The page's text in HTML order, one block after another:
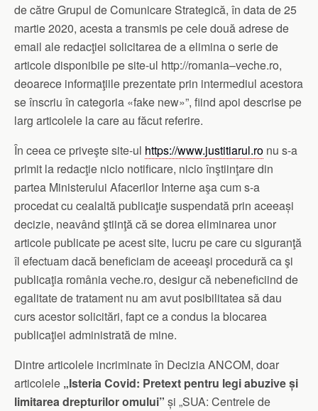
de către Grupul de Comunicare Strategică, în data de 25
martie 2020, acesta a transmis pe cele două adrese de
email ale redacţiei solicitarea de a elimina o serie de
articole disponibile pe site-ul http://romania–veche.ro,
deoarece informaţiile prezentate prin intermediul acestora
se înscriu în categoria «fake new»”, fiind apoi descrise pe
larg articolele la care au făcut referire.
În ceea ce priveşte site-ul https://www.justitiarul.ro nu s-a
primit la redacţie nicio notificare, nicio înştiinţare din
partea Ministerului Afacerilor Interne aşa cum s-a
procedat cu cealaltă publicaţie suspendată prin aceeași
decizie, neavând ştiinţă că se dorea eliminarea unor
articole publicate pe acest site, lucru pe care cu siguranţă
îl efectuam dacă beneficiam de aceeaşi procedură ca şi
publicaţia românia veche.ro, desigur că nebeneficiind de
egalitate de tratament nu am avut posibilitatea să dau
curs acestor solicitări, fapt ce a condus la blocarea
publicaţiei administrată de mine.
Dintre articolele incriminate în Decizia ANCOM, doar
articolele „Isteria Covid: Pretext pentru legi abuzive și
limitarea drepturilor omului” și „SUA: Centrele de